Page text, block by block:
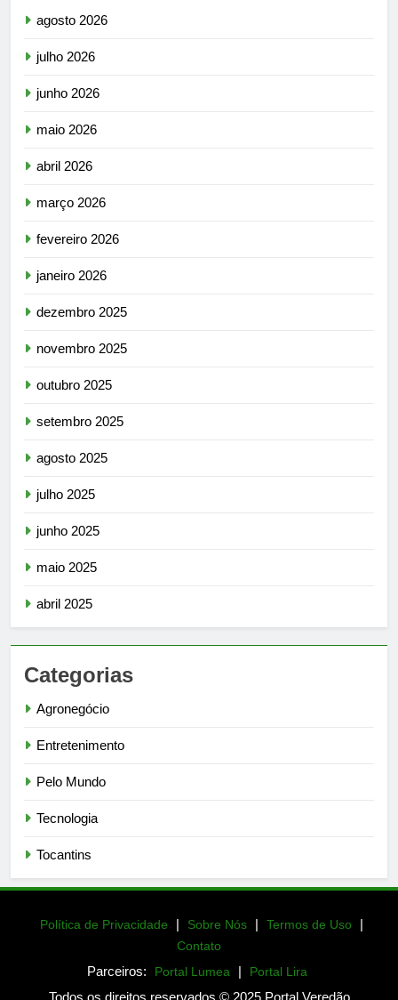
agosto 2026
julho 2026
junho 2026
maio 2026
abril 2026
março 2026
fevereiro 2026
janeiro 2026
dezembro 2025
novembro 2025
outubro 2025
setembro 2025
agosto 2025
julho 2025
junho 2025
maio 2025
abril 2025
Categorias
Agronegócio
Entretenimento
Pelo Mundo
Tecnologia
Tocantins
Política de Privacidade | Sobre Nós | Termos de Uso |
Contato
Parceiros: Portal Lumea | Portal Lira